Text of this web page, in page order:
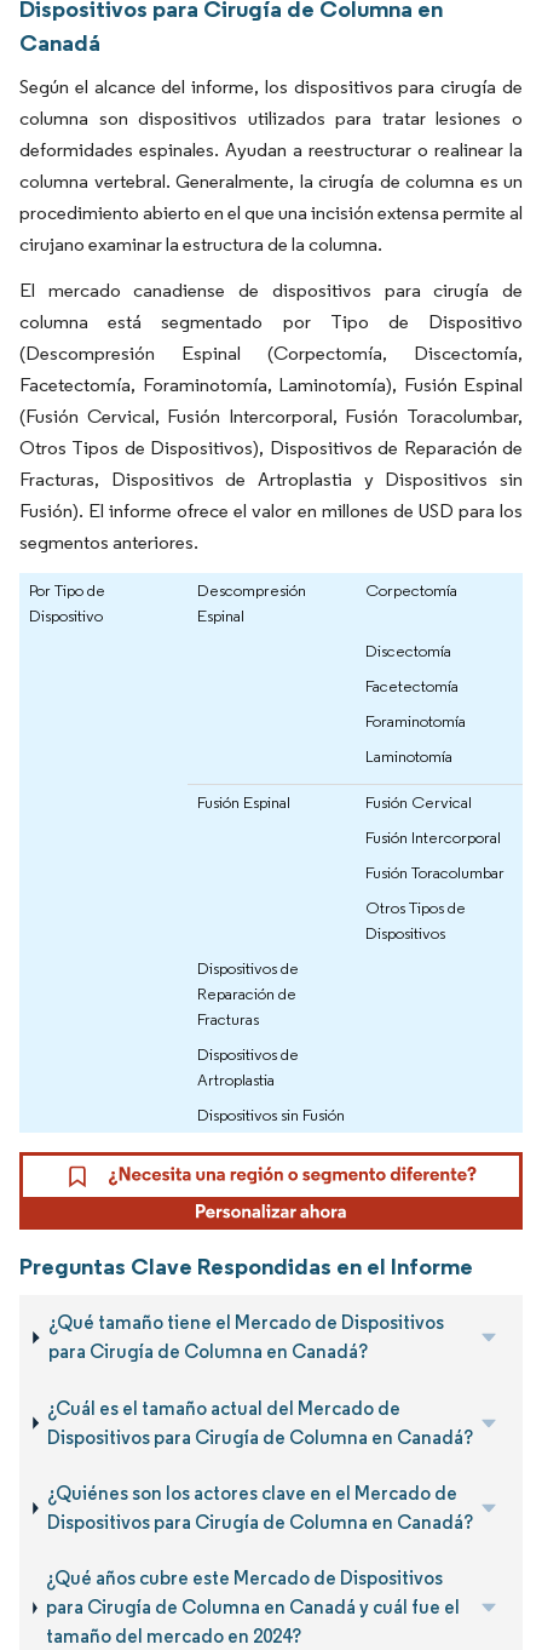
Dispositivos para Cirugía de Columna en
Canadá
Según el alcance del informe, los dispositivos para cirugía de
columna son dispositivos utilizados para tratar lesiones o
deformidades espinales. Ayudan a reestructurar o realinear la
columna vertebral. Generalmente, la cirugía de columna es un
procedimiento abierto en el que una incisión extensa permite al
cirujano examinar la estructura de la columna.
El mercado canadiense de dispositivos para cirugía de
columna está segmentado por Tipo de Dispositivo
(Descompresión Espinal (Corpectomía, Discectomía,
Facetectomía, Foraminotomía, Laminotomía), Fusión Espinal
(Fusión Cervical, Fusión Intercorporal, Fusión Toracolumbar,
Otros Tipos de Dispositivos), Dispositivos de Reparación de
Fracturas, Dispositivos de Artroplastia y Dispositivos sin
Fusión). El informe ofrece el valor en millones de USD para los
segmentos anteriores.
Por Tipo de
Dispositivo
Descompresión
Espinal
Corpectomía
Discectomía
Facetectomía
Foraminotomía
Laminotomía
Fusión Espinal
Fusión Cervical
Fusión Intercorporal
Fusión Toracolumbar
Otros Tipos de
Dispositivos
Dispositivos de
Reparación de
Fracturas
Dispositivos de
Artroplastia
Dispositivos sin Fusión
Preguntas Clave Respondidas en el Informe
¿Qué tamaño tiene el Mercado de Dispositivos
para Cirugía de Columna en Canadá?
¿Cuál es el tamaño actual del Mercado de
Dispositivos para Cirugía de Columna en Canadá?
¿Quiénes son los actores clave en el Mercado de
Dispositivos para Cirugía de Columna en Canadá?
¿Qué años cubre este Mercado de Dispositivos
para Cirugía de Columna en Canadá y cuál fue el
tamaño del mercado en 2024?